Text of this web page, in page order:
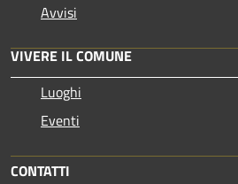
Avvisi
VIVERE IL COMUNE
Luoghi
Eventi
CONTATTI